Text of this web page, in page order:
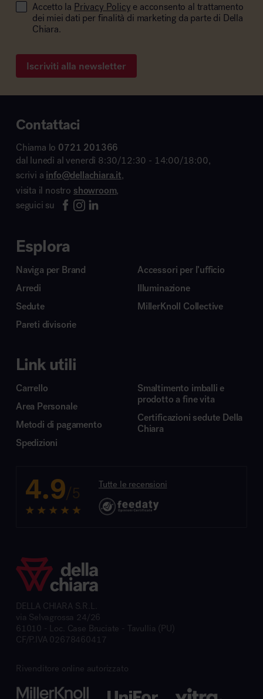
Accetto la Privacy Policy e acconsento al trattamento
dei miei dati per finalità di marketing da parte di Della
Chiara.
Iscriviti alla newsletter
Contattaci
Chiama lo 0721 201366
dal lunedì al venerdì 8:30/12:30 - 14:00/18:00,
scrivi a info@dellachiara.it,
visita il nostro showroom,
seguici su
Esplora
Naviga per Brand
Arredi
Sedute
Pareti divisorie
Accessori per l’ufficio
Illuminazione
MillerKnoll Collective
Link utili
Carrello
Area Personale
Metodi di pagamento
Spedizioni
Smaltimento imballi e
prodotto a fine vita
Certificazioni sedute Della
Chiara
4.9/5 Tutte le recensioni
DELLA CHIARA S.R.L.
via Selvagrossa 24/26
61010 - Loc. Case Bruciate - Tavullia (PU)
CF/P.IVA 02678460417
Rivenditore online autorizzato